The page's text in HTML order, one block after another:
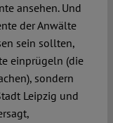
ansehen. Und
der Anwälte
sein sollten,
einprügeln (die
sondern
Leipzig und